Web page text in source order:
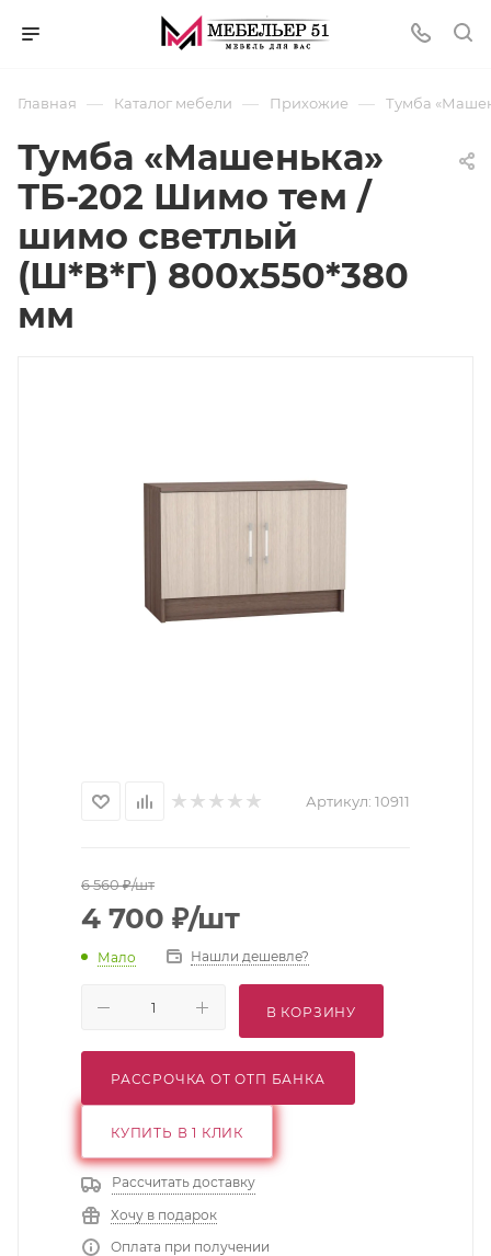
Главная — Каталог мебели — Прихожие — Тумба
Тумба «Машенька»
ТБ-202 Шимо тем /
шимо светлый
(Ш*В*Г) 800х550*380
мм
Артикул: 10911
6 560₽/шт
4 700 ₽/шт
Мало Нашли дешевле?
В КОРЗИНУ
РАССРОЧКА ОТ ОТП БАНКА
КУПИТЬ В 1 КЛИК
Рассчитать доставку
Хочу в подарок
Оплата при получении